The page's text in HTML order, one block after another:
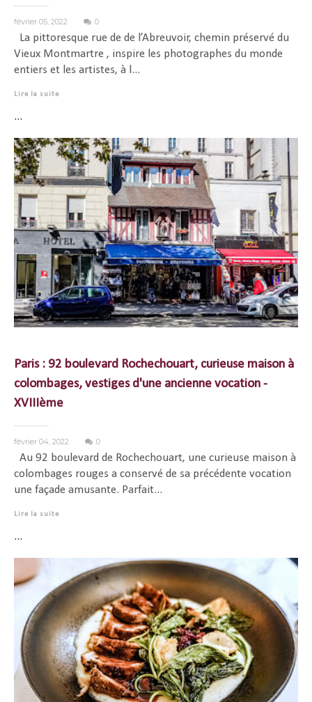
février 05, 2022 0
La pittoresque rue de de l’Abreuvoir, chemin préservé du
Vieux Montmartre , inspire les photographes du monde
entiers et les artistes, à l...
Lire la suite
...
Paris : 92 boulevard Rochechouart, curieuse maison à
colombages, vestiges d'une ancienne vocation -
XVIIIème
février 04, 2022 0
Au 92 boulevard de Rochechouart, une curieuse maison à
colombages rouges a conservé de sa précédente vocation
une façade amusante. Parfait...
Lire la suite
...